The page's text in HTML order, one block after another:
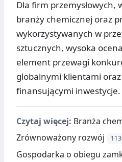
Dla firm przemysłowych,
branży chemicznej oraz
wykorzystywanych w
sztucznych, wysoka
element przewagi
globalnymi klientami
finansującymi inwestycje.
Czytaj więcej: Branża
Zrównoważony rozwój
Gospodarka o obiegu